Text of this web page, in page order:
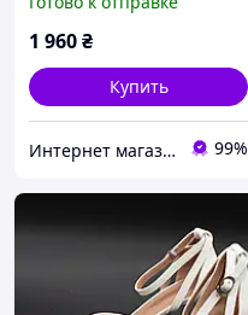
36, 37, 39.
1 960₴
Купить
Интернет магазин обуви I love my shoes 99%